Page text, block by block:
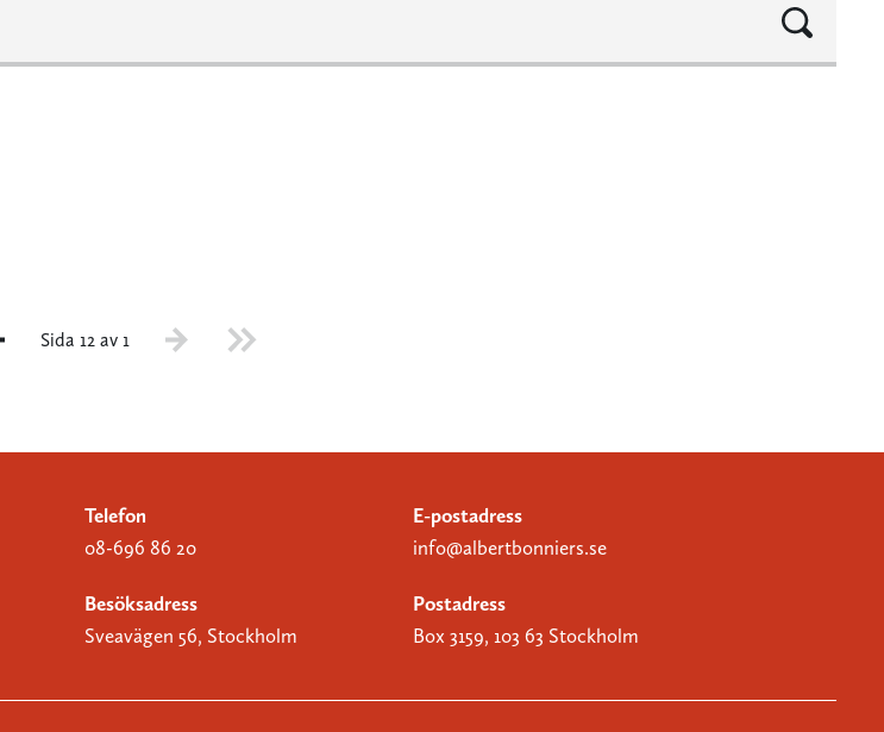
Sida 12 av 1
Telefon
08-696 86 20
E-postadress
info@albertbonniers.se
Besöksadress
Sveavägen 56, Stockholm
Postadress
Box 3159, 103 63 Stockholm